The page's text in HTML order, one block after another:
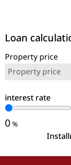
Loan
Property price
interest rate
0%